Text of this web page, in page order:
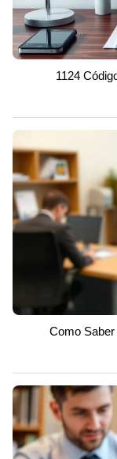
1124
Como